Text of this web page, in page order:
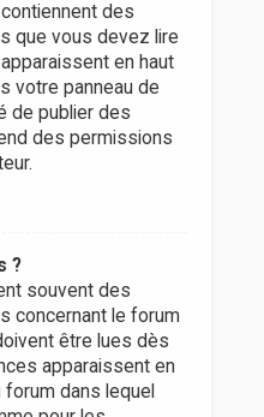
des
que vous devez lire
en haut
votre panneau de
de publier des
des permissions
?
souvent des
concernant le forum
être lues dès
apparaissent en
dans lequel